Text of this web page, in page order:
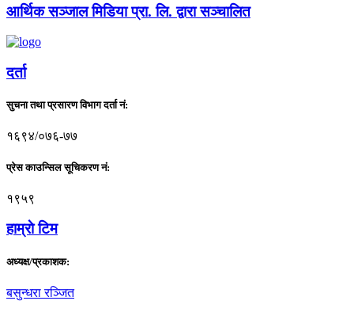
आर्थिक सञ्जाल मिडिया प्रा. लि. द्वारा सञ्चालित
दर्ता
सुचना तथा प्रसारण विभाग दर्ता नं:
१६९४/०७६-७७
प्रेस काउन्सिल सूचिकरण नं:
१९५९
हाम्राे टिम
अध्यक्ष/प्रकाशक:
बसुन्धरा रञ्जित